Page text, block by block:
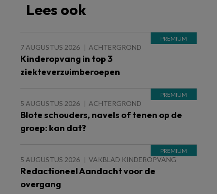
Lees ook
7 AUGUSTUS 2026 ACHTERGROND
Kinderopvang in top 3
ziekteverzuimberoepen
5 AUGUSTUS 2026 ACHTERGROND
Blote schouders, navels of tenen op de
groep: kan dat?
5 AUGUSTUS 2026 VAKBLAD KINDEROPVANG
Redactioneel Aandacht voor de
overgang